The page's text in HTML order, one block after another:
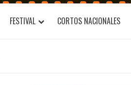
FESTIVAL CORTOS NACIONALES